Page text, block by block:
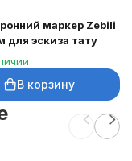
маркер Zebili
для эскиза тату
В корзину